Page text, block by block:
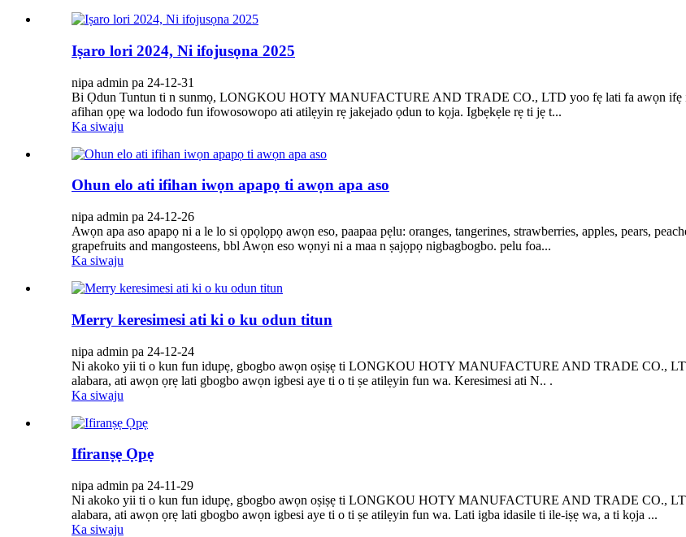
Iṣaro lori 2024, Ni ifojusọna 2025
nipa admin pa 24-12-31
Bi Ọdun Tuntun ti n sunmọ, LONGKOU HOTY MANUFACTURE AND TRADE CO., LTD yoo fẹ lati fa awọn ifẹ
afihan ọpẹ wa lododo fun ifowosowopo ati atilẹyin rẹ jakejado ọdun to kọja. Igbẹkẹle rẹ ti jẹ t...
Ka siwaju
Ohun elo ati ifihan iwọn apapọ ti awọn apa aso
nipa admin pa 24-12-26
Awọn apa aso apapọ ni a le lo si ọpọlọpọ awọn eso, paapaa pẹlu: oranges, tangerines, strawberries, apples, pears,
grapefruits and mangosteens, bbl Awọn eso wọnyi ni a maa n ṣajọpọ nigbagbogbo. pelu foa...
Ka siwaju
Merry keresimesi ati ki o ku odun titun
nipa admin pa 24-12-24
Ni akoko yii ti o kun fun idupẹ, gbogbo awọn oṣiṣẹ ti LONGKOU HOTY MANUFACTURE AND TRADE CO.,
alabara, ati awọn ọrẹ lati gbogbo awọn igbesi aye ti o ti ṣe atilẹyin fun wa. Keresimesi ati N.. .
Ka siwaju
Ifiranṣẹ Ọpẹ
nipa admin pa 24-11-29
Ni akoko yii ti o kun fun idupẹ, gbogbo awọn oṣiṣẹ ti LONGKOU HOTY MANUFACTURE AND TRADE CO.,
alabara, ati awọn ọrẹ lati gbogbo awọn igbesi aye ti o ti ṣe atilẹyin fun wa. Lati igba idasile ti ile-iṣẹ wa, a ti kọja ...
Ka siwaju